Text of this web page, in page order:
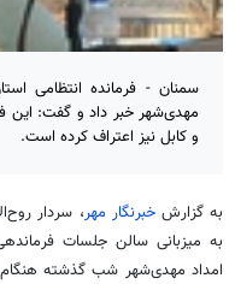
سمنان - فرمانده انتظامی
و کابل نیز اعتراف کرده است.
به گزارش خبرنگار مهر، سردار
به میزبانی سالن جلسات
امداد مهدی‌شهر شب گذشته